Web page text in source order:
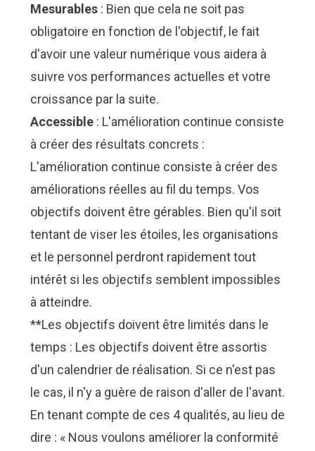
Mesurables: Bien que cela ne soit pas
obligatoire en fonction de l'objectif, le fait
d'avoir une valeur numérique vous aidera à
suivre vos performances actuelles et votre
croissance par la suite.
Accessible: L'amélioration continue consiste
à créer des résultats concrets :
L'amélioration continue consiste à créer des
améliorations réelles au fil du temps. Vos
objectifs doivent être gérables. Bien qu'il soit
tentant de viser les étoiles, les organisations
et le personnel perdront rapidement tout
intérêt si les objectifs semblent impossibles
à atteindre.
**Les objectifs doivent être limités dans le
temps : Les objectifs doivent être assortis
d'un calendrier de réalisation. Si ce n'est pas
le cas, il n'y a guère de raison d'aller de l'avant.
En tenant compte de ces 4 qualités, au lieu de
dire : « Nous voulons améliorer la conformité